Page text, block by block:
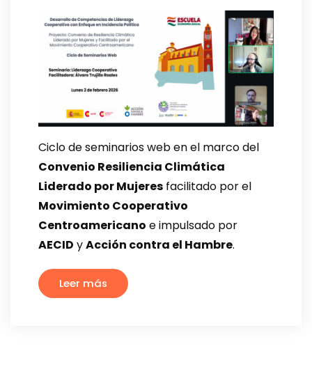
Ciclo de seminarios web en el marco del
Convenio Resiliencia Climática
Liderado por Mujeres facilitado por el
Movimiento Cooperativo
Centroamericano e impulsado por
AECID yAcción contra el Hambre.
Leer más